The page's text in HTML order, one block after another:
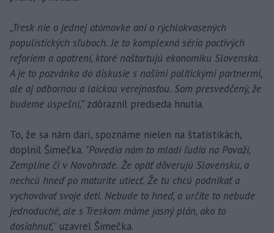
„Tresk nie o jednej atómovke ani o rýchlokvasených
populistických sľuboch. Je to komplexná séria poctivých
reforiem a opatrení, ktoré naštartujú ekonomiku Slovenska.
A je to pozvánka do diskusie s našimi politickými partnermi,
ale aj odbornou a laickou verejnosťou. Som presvedčený, že
budeme úspešní,” zdôraznil predseda hnutia.
To, že sa nám darí, spoznáme nielen na štatistikách,
doplnil Šimečka. "Povedia nám to mladí ľudia na Považí,
Zemplíne či v Novohrade. Že opäť dôverujú Slovensku, a
nechcú hneď po maturite utiecť. Že tu chcú podnikať a
vychovávať svoje deti. Nebude to hneď, a určite to nebude
jednoduché, ale s Treskom máme jasný plán, ako to
dosiahnuť,” uzavrel Šimečka.